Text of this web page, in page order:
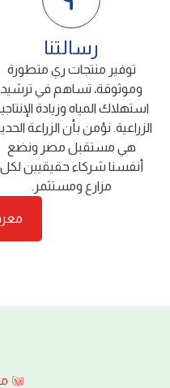
رﺳﺎﻟﺘﻨﺎ
ﺗﻮﻓﻴﺮ ﻣﻨﺘﺠﺎت ري ﻣﺘﻄﻮرة
وﻣﻮﺛﻮﻗﺔ، ﺗﺴﺎﻫﻢ ﻓﻲ ﺗﺮﺷﻴﺪ
اﺳﺘﻬﻼك اﻟﻤﻴﺎه وزﻳﺎدة
اﻟﺰراﻋﻴﺔ. ﻧﺆﻣﻦ ﺑﺄن اﻟﺰراﻋﺔ
ﻫﻲ ﻣﺴﺘﻘﺒﻞ ﻣﺼﺮ وﻧﻀﻊ
أﻧﻔﺴﻨﺎ ﺷﺮﻛﺎء ﺣﻘﻴﻘﻴﻴﻦ ﻟﻜﻞ
ﻣﺰارع وﻣﺴﺘﺜﻤﺮ.